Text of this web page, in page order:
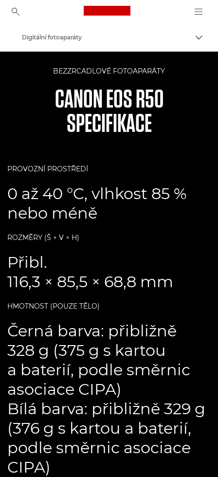
Canon Logo, back to
Digitální fotoaparáty
BEZZRCADLOVÉ FOTOAPARÁTY
CANON EOS R50
SPECIFIKACE
PROVOZNÍ PROSTŘEDÍ
0 až 40 °C, vlhkost 85 %
nebo méně
ROZMĚRY (Š × V × H)
Přibl.
116,3 × 85,5 × 68,8 mm
HMOTNOST (POUZE TĚLO)
Černá barva: přibližně
328 g (375 g s kartou
a baterií, podle směrnic
asociace CIPA)
Bílá barva: přibližně 329 g
(376 g s kartou a baterií,
podle směrnic asociace
CIPA)